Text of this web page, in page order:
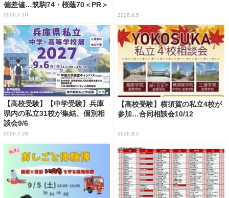
偏差値…筑駒74・桜蔭70＜PR＞
2026.7.10 2026.8.5
【高校受験】【中学受験】兵庫
県内の私立31校が集結、個別相
談会9/6
2026.7.28
【高校受験】横須賀の私立4校が
参加…合同相談会10/12
2026.8.5